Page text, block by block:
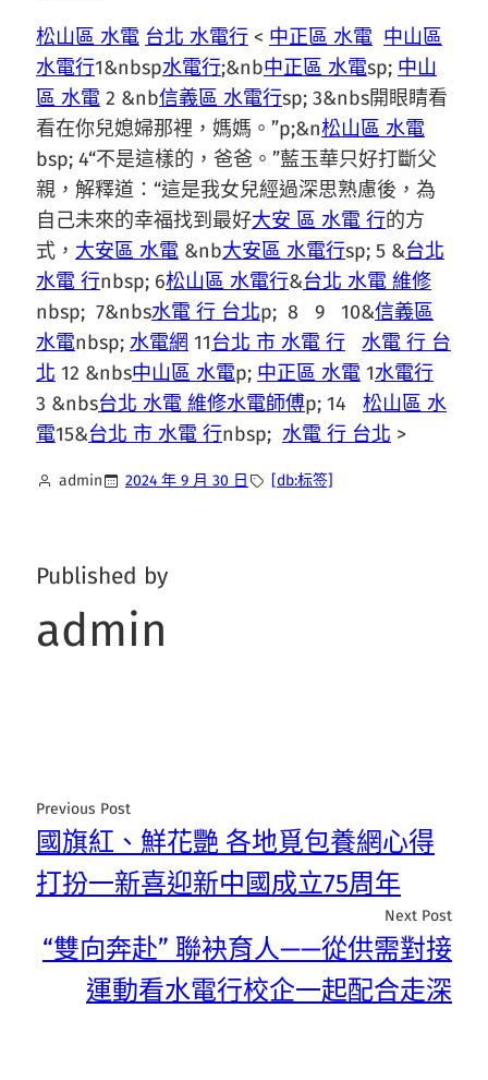
松山區 水電 台北 水電行 < 中正區 水電 中山區
水電行1&nbsp水電行;&nb中正區 水電sp; 中山
區 水電 2 &nb信義區 水電行sp; 3&nbs開眼睛看
看在你兒媳婦那裡，媽媽。”p;&n松山區 水電
bsp; 4“不是這樣的，爸爸。”藍玉華只好打斷父
親，解釋道：“這是我女兒經過深思熟慮後，為
自己未來的幸福找到最好大安 區 水電 行的方
式， 大安區 水電 &nb大安區 水電行sp; 5 &台北
水電 行nbsp; 6松山區 水電行&台北 水電 維修
nbsp; 7&nbs水電 行 台北p; 8 9 10&信義區
水電nbsp; 水電網 11台北 市 水電 行
水電 行 台
北 12 &nbs中山區 水電p; 中正區 水電 1水電行
3 &nbs台北 水電 維修水電師傅p; 14 松山區 水
電15&台北 市 水電 行nbsp; 水電 行 台北 >
admin 2024 年 9 月 30 日 [db:标签]
Published by
admin
Previous Post
國旗紅、鮮花艷 各地覓包養網心得
打扮一新喜迎新中國成立75周年
Next Post
“雙向奔赴” 聯袂育人——從供需對接
運動看水電行校企一起配合走深